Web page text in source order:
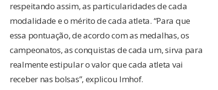
respeitando assim, as particularidades de cada
modalidade e o mérito de cada atleta. “Para que
essa pontuação, de acordo com as medalhas, os
campeonatos, as conquistas de cada um, sirva para
realmente estipular o valor que cada atleta vai
receber nas bolsas”, explicou Imhof.